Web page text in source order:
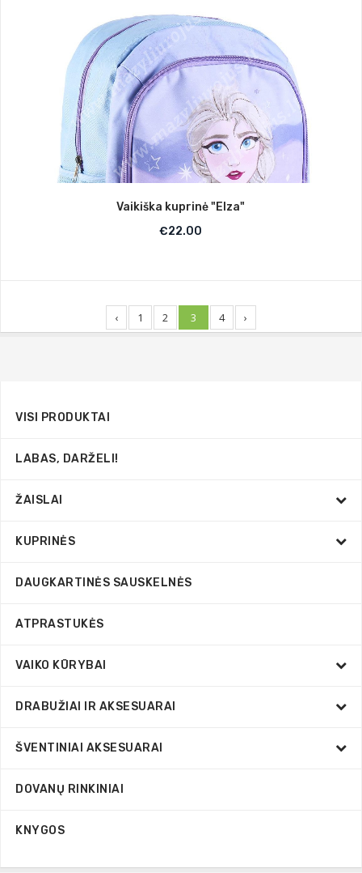
Vaikiška kuprinė "Elza"
€22.00
‹ 1 2 3 4 ›
VISI PRODUKTAI
LABAS, DARŽELI!
ŽAISLAI
KUPRINĖS
DAUGKARTINĖS SAUSKELNĖS
ATPRASTUKĖS
VAIKO KŪRYBAI
DRABUŽIAI IR AKSESUARAI
ŠVENTINIAI AKSESUARAI
DOVANŲ RINKINIAI
KNYGOS